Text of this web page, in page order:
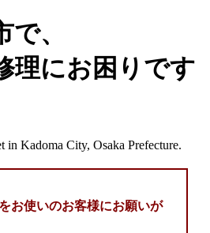
、
理にお困りです
in Kadoma City, Osaka Prefecture.
お使いのお客様にお願いが